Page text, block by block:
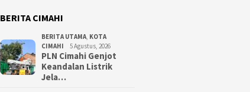
BERITA CIMAHI
BERITA UTAMA, KOTA
CIMAHI
5 Agustus, 2026
PLN Cimahi Genjot
Keandalan Listrik
Jela…